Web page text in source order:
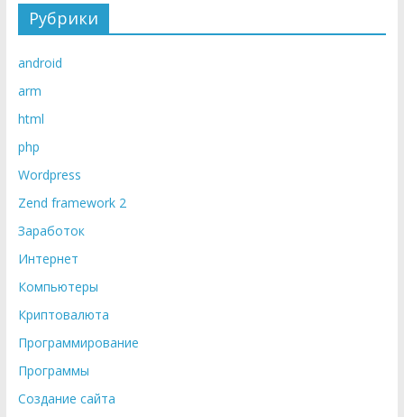
Рубрики
android
arm
html
php
Wordpress
Zend framework 2
Заработок
Интернет
Компьютеры
Криптовалюта
Программирование
Программы
Создание сайта